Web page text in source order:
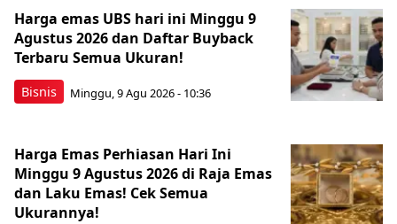
Bisnis
Harga emas UBS hari ini Minggu 9
Agustus 2026 dan Daftar Buyback
Terbaru Semua Ukuran!
Minggu, 9 Agu 2026 - 10:36
Harga Emas Perhiasan Hari Ini
Minggu 9 Agustus 2026 di Raja Emas
dan Laku Emas! Cek Semua
Ukurannya!